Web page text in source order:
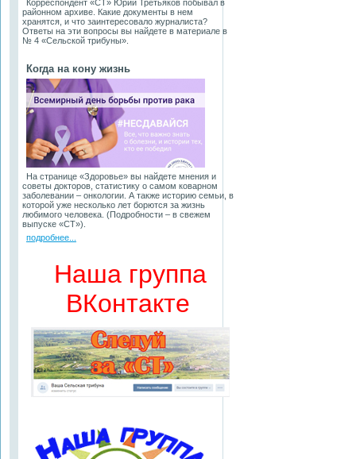
Корреспондент «СТ» Юрий Третьяков побывал в
районном архиве. Какие документы в нем
хранятся, и что заинтересовало журналиста?
Ответы на эти вопросы вы найдете в материале в
№ 4 «Сельской трибуны».
Когда на кону жизнь
На странице «Здоровье» вы найдете мнения и
советы докторов, статистику о самом коварном
заболевании – онкологии. А также историю семьи, в
которой уже несколько лет борются за жизнь
любимого человека. (Подробности – в свежем
выпуске «СТ»).
подробнее...
Наша группа
ВКонтакте